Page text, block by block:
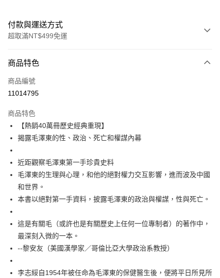
付款與運送方式
超取滿NT$499免運
信用卡一次付款
運送方式
付款後全家取貨
每筆NT$60，滿NT$499(含以上)免運費
付款後7-11取貨
每筆NT$60，滿NT$499(含以上)免運費
宅配
每筆NT$100，滿NT$499(含以上)免運費
商品特色
商品編號
11014795
商品特色
【熱銷40萬冊歷史經典重現】
揭露毛澤東的性、政治、死亡和權謀內幕
近距觀察毛澤東第一手珍貴史料
毛澤東的生理與心理，和他的絕對權力交互影響，進而波及中國
和世界。
本書以絕對第一手資料，披露毛澤東的政治與權謀，性與死亡。
這是有關毛（或許也是有關歷史上任何一位專制者）的著作中，
最深刻入微的一本。
--黎安友（美國漢學家／哥倫比亞大學政治系教授）
李志綏自1954年被任命為毛澤東的保健醫生後，便將平日所見所